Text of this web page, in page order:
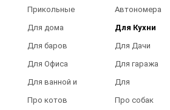
Прикольные
Автономера
Для дома
Для Кухни
Для баров
Для Дачи
Для Офиса
Для гаража
Для ванной и
Для
Про котов
Про собак